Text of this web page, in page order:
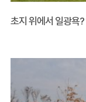
초지 위에서 일광욕?